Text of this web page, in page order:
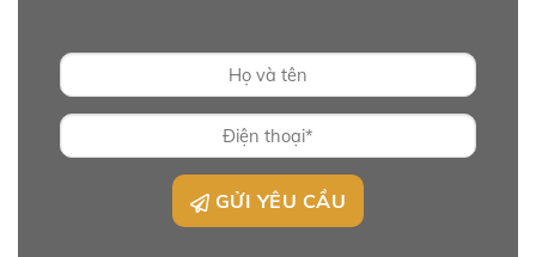
GỬI YÊU CẦU